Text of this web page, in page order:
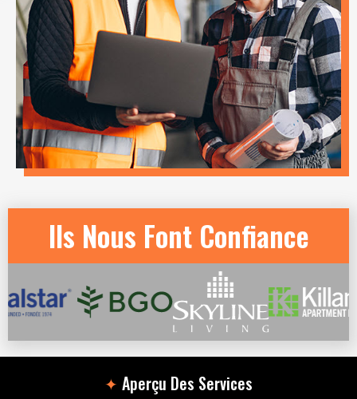
Ils Nous Font Confiance
✦ Aperçu Des Services